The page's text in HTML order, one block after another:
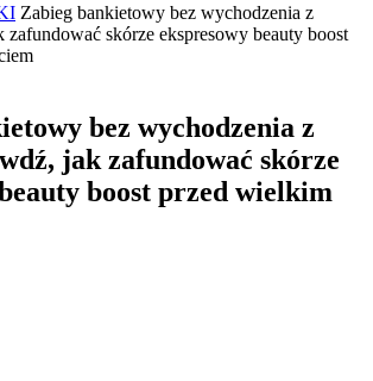
Zabieg bankietowy bez wychodzenia z
zafundować skórze ekspresowy beauty boost
bez wychodzenia z
jak zafundować skórze
boost przed wielkim